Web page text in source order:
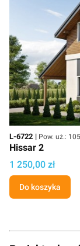
Kod
L-6722 Pow. uż.:
Hissar 2
Cena projektu
1 250,00 zł
Do koszyka